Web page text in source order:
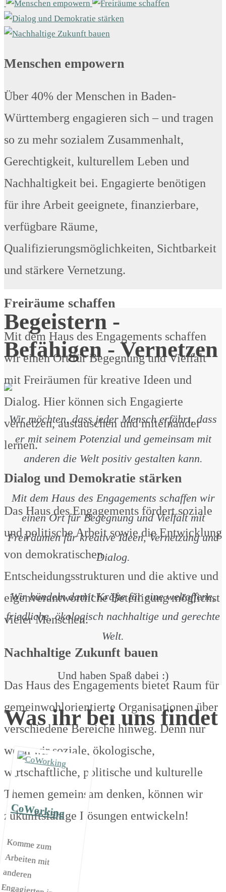
Menschen empowern
Über 40% der Menschen in Baden-
Württemberg engagieren sich – und tragen
so zu mehr sozialem Zusammenhalt,
Gerechtigkeit, kulturellem Leben und
Nachhaltigkeit bei. Engagierte benötigen
für ihre Arbeit geeignete, finanzierbare,
verfügbare Räume,
Qualifizierungsmöglichkeiten, Sichtbarkeit
und stärkere Vernetzung.
Freiräume schaffen
Mit dem Haus des Engagements schaffen
wir einen Ort für Begegnung und Vielfalt
mit Freiräumen für kreative Ideen und
Dialog. Hier können sich Engagierte
vernetzen, austauschen und miteinander
lernen.
Dialog und Demokratie stärken
Das Haus des Engagements fördert soziale
und politische Arbeit sowie die Entwicklung
von demokratischen
Entscheidungsstrukturen und die aktive und
eigenverantwortliche Beteiligung möglichst
vieler Menschen.
Nachhaltige Zukunft bauen
Das Haus des Engagements bietet Raum für
gemeinwohlorientierte Organisationen über
verschiedene Bereiche hinweg. Denn nur
wenn wir soziale, ökologische,
wirtschaftliche, politische und kulturelle
Themen gemeinsam denken, können wir
zukunftsfähige Lösungen entwickeln!
Begeistern -
Befähigen - Vernetzen
Wir möchten, dass jeder Mensch erfährt, dass
er mit seinem Potenzial und gemeinsam mit
anderen die Welt positiv gestalten kann.
Mit dem Haus des Engagements schaffen wir
einen Ort für Begegnung und Vielfalt mit
Freiräumen für kreative Ideen, Vernetzung und
Dialog.
Wir bündeln damit Kräfte für eine weltoffene,
friedliche, ökologisch nachhaltige und gerechte
Welt.
Und haben Spaß dabei :)
Was ihr bei uns findet
CoWorking
Komme zum
Arbeiten mit
anderen
Engagierten ins